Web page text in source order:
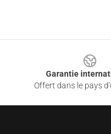
Garantie
Offert dans le pays